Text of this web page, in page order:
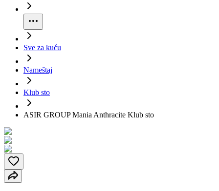
Sve za kuću
Nameštaj
Klub sto
ASIR GROUP Mania Anthracite Klub sto